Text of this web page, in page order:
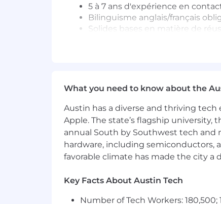
5 à 7 ans d'expérience en
Bilinguisme anglais/français
Solides bases en matière de
Communicateur clair et sør de
attention particulière aux
Esprit d'initiative et capacité
priorités.
Baccalauréat ou expérience
pouvant aller jusqu'à 15 % du
Nous savons que le talent vient de
conjoints ainsi que les candidats
Lorsque vous rejoignez l'équipe
What you need to know about the
Austin has a diverse and thriving
Apple. The state’s flagship
annual South by Southwest tech and
hardware, including semiconductors,
favorable climate has made the city a
Key Facts About Austin Tech
Number of Tech Workers: 180,500;